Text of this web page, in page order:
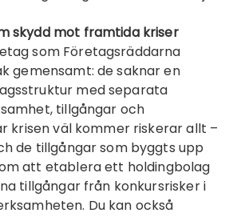
skydd mot framtida kriser
som Företagsräddarna
gemensamt: de saknar en
med separata
tillgångar och
krisen väl kommer riskerar allt –
de tillgångar som byggts upp
att etablera ett holdingbolag
tillgångar från konkursrisker i
Du kan också